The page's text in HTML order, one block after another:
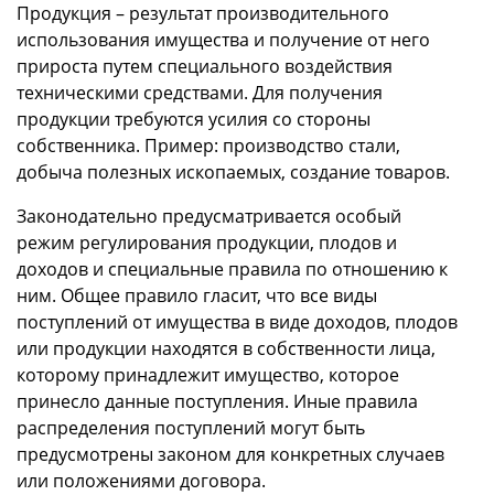
Продукция – результат производительного
использования имущества и получение от него
прироста путем специального воздействия
техническими средствами. Для получения
продукции требуются усилия со стороны
собственника. Пример: производство стали,
добыча полезных ископаемых, создание товаров.
Законодательно предусматривается особый
режим регулирования продукции, плодов и
доходов и специальные правила по отношению к
ним. Общее правило гласит, что все виды
поступлений от имущества в виде доходов, плодов
или продукции находятся в собственности лица,
которому принадлежит имущество, которое
принесло данные поступления. Иные правила
распределения поступлений могут быть
предусмотрены законом для конкретных случаев
или положениями договора.